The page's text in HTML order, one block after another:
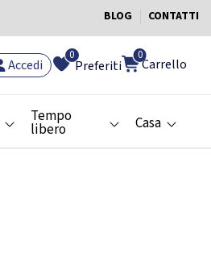
BLOG CONTATTI
Accedi Preferiti
0 0
Carrello
Tempo
libero Casa